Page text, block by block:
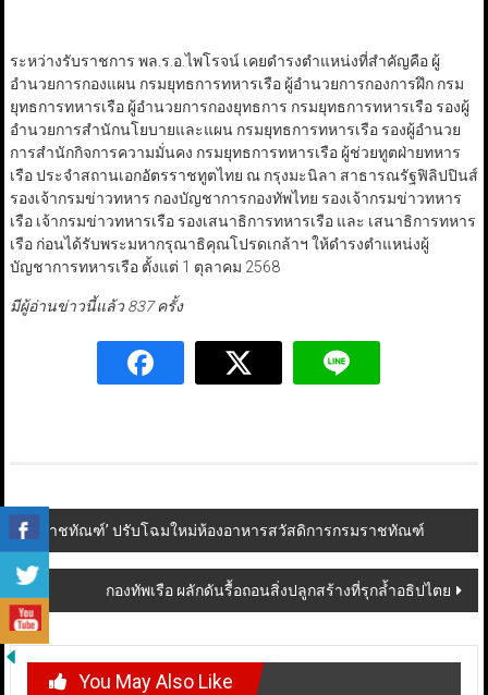
ระหว่างรับราชการ พล.ร.อ.ไพโรจน์ เคยดำรงตำแหน่งที่สำคัญคือ ผู้
อำนวยการกองแผน กรมยุทธการทหารเรือ ผู้อำนวยการกองการฝึก กรม
ยุทธการทหารเรือ ผู้อำนวยการกองยุทธการ กรมยุทธการทหารเรือ รองผู้
อำนวยการสำนักนโยบายและแผน กรมยุทธการทหารเรือ รองผู้อำนวย
การสำนักกิจการความมั่นคง กรมยุทธการทหารเรือ ผู้ช่วยทูตฝ่ายทหาร
เรือ ประจำสถานเอกอัตรราชทูตไทย ณ กรุงมะนิลา สาธารณรัฐฟิลิปปินส์
รองเจ้ากรมข่าวทหาร กองบัญชาการกองทัพไทย รองเจ้ากรมข่าวทหาร
เรือ เจ้ากรมข่าวทหารเรือ รองเสนาธิการทหารเรือ และ เสนาธิการทหาร
เรือ ก่อนได้รับพระมหากรุณาธิคุณโปรดเกล้าฯ ให้ดำรงตำแหน่งผู้
บัญชาการทหารเรือ ตั้งแต่ 1 ตุลาคม 2568
มีผู้อ่านข่าวนี้แล้ว 837 ครั้ง
Post
navigation
‘ราชทัณฑ์’ ปรับโฉมใหม่ห้องอาหารสวัสดิการกรมราชทัณฑ์
กองทัพเรือ ผลักดันรื้อถอนสิ่งปลูกสร้างที่รุกล้ำอธิปไตย
You May Also Like